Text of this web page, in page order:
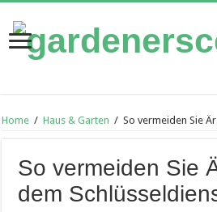
Home / Haus & Garten / So vermeiden Sie
So vermeiden Sie
dem